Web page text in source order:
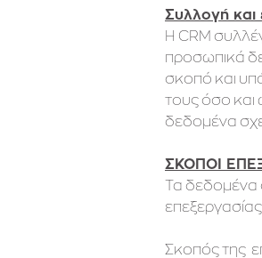
Συλλογή και
Η CRM
προσωπικά
σκοπό και
τους όσο και
δεδομένα
ΣΚΟΠΟΙ
Τα δεδομένα
επεξεργασίας.
Σκοπός της